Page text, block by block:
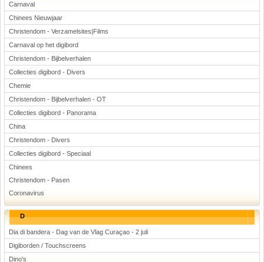
Carnaval
Chinees Nieuwjaar
Christendom - Verzamelsites|Films
Carnaval op het digibord
Christendom - Bijbelverhalen
Collecties digibord - Divers
Chemie
Christendom - Bijbelverhalen - OT
Collecties digibord - Panorama
China
Christendom - Divers
Collecties digibord - Speciaal
Chinees
Christendom - Pasen
Coronavirus
D
Dia di bandera - Dag van de Vlag Curaçao - 2 juli
Digiborden / Touchscreens
Dino's